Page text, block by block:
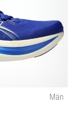
Män